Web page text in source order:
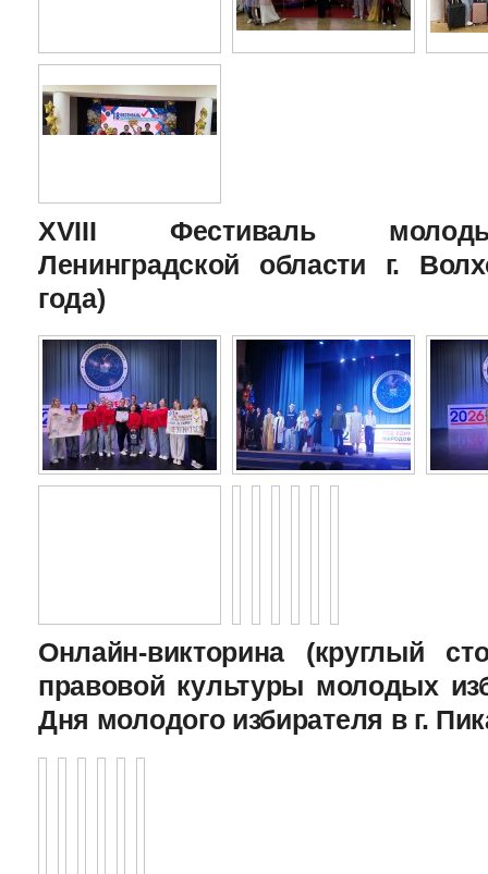
XVIII Фестиваль
Ленинградской области г.
года)
Онлайн-викторина (круглый
правовой культуры молодых
Дня молодого избирателя в г.